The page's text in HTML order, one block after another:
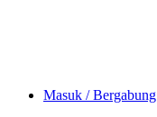
Masuk / Bergabung